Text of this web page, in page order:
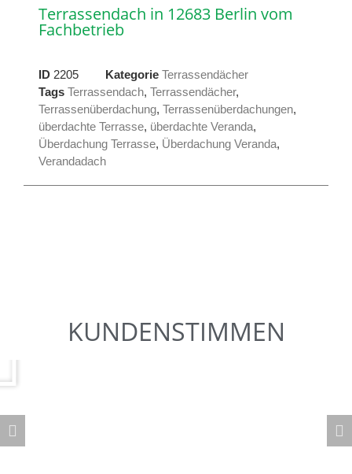
Terrassendach in 12683 Berlin vom
Fachbetrieb
ID 2205 Kategorie Terrassendächer
Tags Terrassendach, Terrassendächer,
Terrassenüberdachung, Terrassenüberdachungen,
überdachte Terrasse, überdachte Veranda,
Überdachung Terrasse, Überdachung Veranda,
Verandadach
KUNDENSTIMMEN